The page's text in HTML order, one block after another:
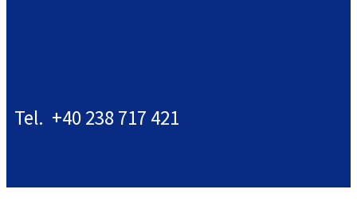
Tel. +40 238 717 421